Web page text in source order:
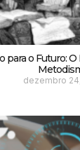
para o Futuro:
dezembro